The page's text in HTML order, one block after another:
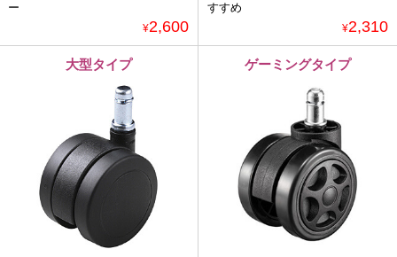
ー
¥2,600
すすめ
¥2,310
大型タイプ ゲーミングタイプ